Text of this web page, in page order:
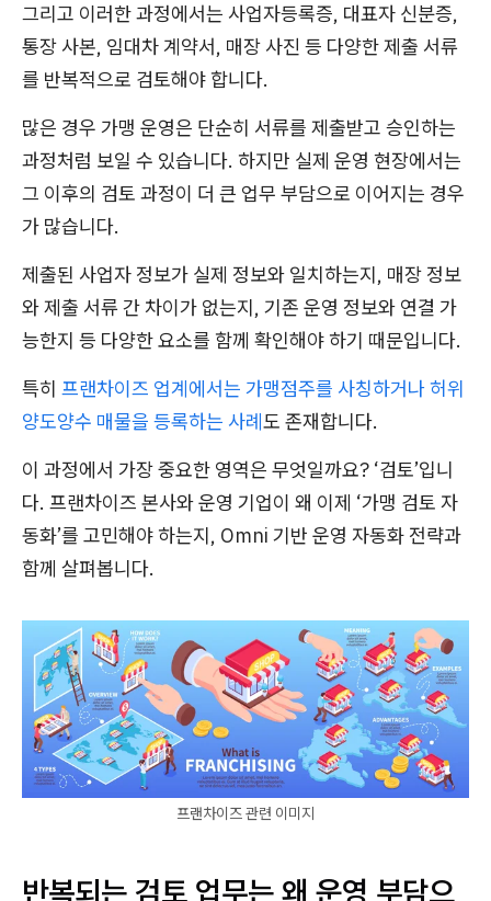
그리고 이러한 과정에서는 사업자등록증, 대표자 신분증,
통장 사본, 임대차 계약서, 매장 사진 등 다양한 제출 서류
를 반복적으로 검토해야 합니다.
많은 경우 가맹 운영은 단순히 서류를 제출받고 승인하는
과정처럼 보일 수 있습니다. 하지만 실제 운영 현장에서는
그 이후의 검토 과정이 더 큰 업무 부담으로 이어지는 경우
가 많습니다.
제출된 사업자 정보가 실제 정보와 일치하는지, 매장 정보
와 제출 서류 간 차이가 없는지, 기존 운영 정보와 연결 가
능한지 등 다양한 요소를 함께 확인해야 하기 때문입니다.
특히 프랜차이즈 업계에서는 가맹점주를 사칭하거나 허위
양도양수 매물을 등록하는 사례도 존재합니다.
이 과정에서 가장 중요한 영역은 무엇일까요? ‘검토’입니
다. 프랜차이즈 본사와 운영 기업이 왜 이제 ‘가맹 검토 자
동화’를 고민해야 하는지, Omni 기반 운영 자동화 전략과
함께 살펴봅니다.
프랜차이즈 관련 이미지
반복되는 검토 업무는 왜 운영 부담으